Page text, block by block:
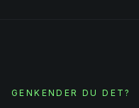
GENKENDER DU DET?